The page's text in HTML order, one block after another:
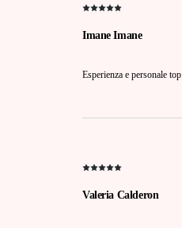
Imane Imane
Esperienza e personale top
Valeria Calderon